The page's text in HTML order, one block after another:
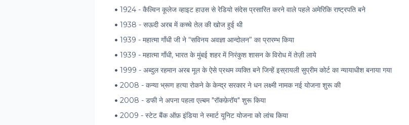
1924 - कैल्विन कूलेज व्हाइट हाउस से रेडियो संदेस प्रसारित करने वाले पहले अमेरिकि राष्ट्रपति बने
1938 - सऊदी अरब में कच्चे तेल की खोज हुई थी
1939 - महात्मा गाँधी जी ने “सविनय अवज्ञा आन्दोलन” का प्रारम्भ किया
1939 - महात्मा गाँधी, भारत के मुंबई शहर में निरंकुश शासन के विरोध में तेज़ी लाये
1999 - अब्दुल रहमान अरब मूल के ऐसे प्रथम व्यक्ति बने जिन्हें इस्रायली सुप्रीम कोर्ट का न्यायाधीश बनाया गया
2008 - कन्या भ्रूण हत्या रोकने के केन्द्र सरकार ने धन लक्ष्मी नामक नई योजना शुरू की
2008 - डफी ने अपना पहला एल्बम "रॉकफ़ेरॉय" शुरू किया
2009 - स्टेट बैंक ऑफ़ इंडिया ने स्मार्ट यूनिट योजना को लांच किया